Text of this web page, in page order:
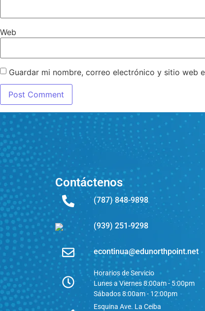
Web
Guardar mi nombre, correo electrónico y sitio web
Contáctenos
(787) 848-9898
(939) 251-9298
econtinua@edunorthpoint.net
Horarios de Servicio
Lunes a Viernes 8:00am - 5:00pm
Sábados 8:00am - 12:00pm
Esquina Ave. La Ceiba